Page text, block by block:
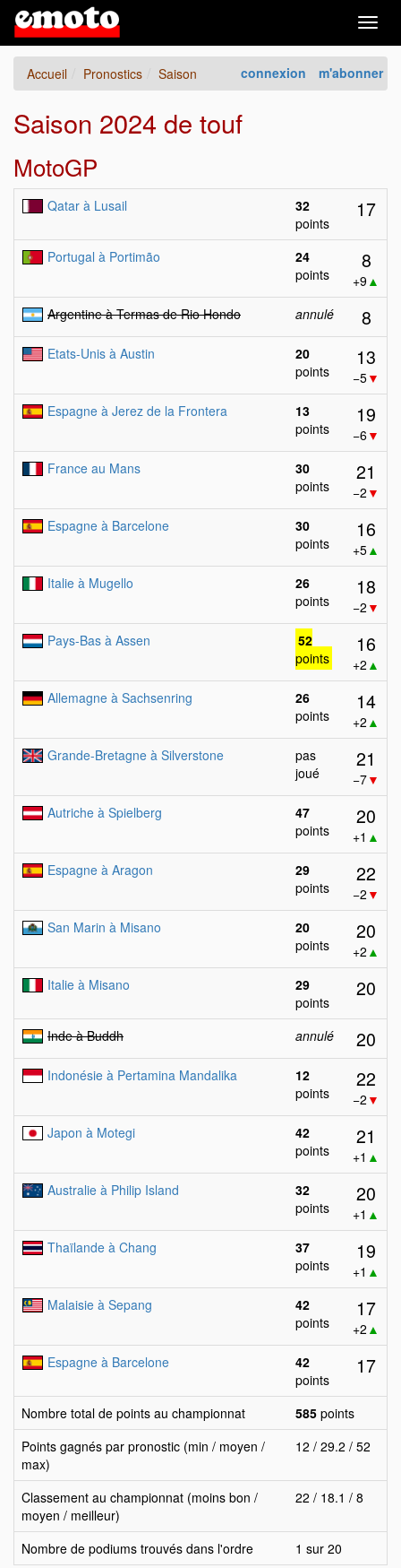
connexion m'abonner
Accueil Pronostics Saison
Saison 2024 de touf
MotoGP
Qatar à Lusail
32
points
17
Portugal à Portimão
24
points
8
+9▲
Argentine à Termas de Rio Hondo
annulé 8
Etats-Unis à Austin
20
points
13
−5▼
Espagne à Jerez de la Frontera
13
points
19
−6▼
France au Mans
30
points
21
−2 ▼
Espagne à Barcelone
30
points
16
+5▲
Italie à Mugello
26
points
18
−2 ▼
Pays-Bas à Assen
52
points
16
+2 ▲
Allemagne à Sachsenring
26
points
14
+2 ▲
Grande-Bretagne à Silverstone
pas
joué
21
−7▼
Autriche à Spielberg
47
points
20
+1 ▲
Espagne à Aragon
29
points
22
−2 ▼
San Marin à Misano
20
points
20
+2 ▲
Italie à Misano
29
points
20
Inde à Buddh annulé 20
Indonésie à Pertamina Mandalika
12
points
22
−2 ▼
Japon à Motegi
42
points
21
+1 ▲
Australie à Philip Island
32
points
20
+1 ▲
Thaïlande à Chang
37
points
19
+1 ▲
Malaisie à Sepang
42
points
17
+2 ▲
Espagne à Barcelone
42
points
17
Nombre total de points au championnat 585 points
Points gagnés par pronostic (min / moyen /
max)
12 / 29.2 / 52
Classement au championnat (moins bon /
moyen / meilleur)
22 / 18.1 / 8
Nombre de podiums trouvés dans l'ordre 1 sur 20